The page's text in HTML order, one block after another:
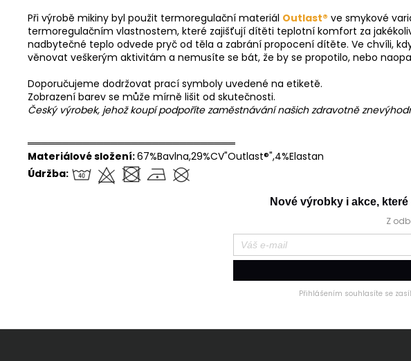
Při výrobě mikiny byl použit termoregulační materiál Outlast® ve smykové
termoregulačním vlastnostem, které zajišťují dítěti teplotní komfort za
nadbytečné teplo odvede pryč od těla a zabrání propocení dítěte. Ve chvíli,
věnovat veškerým aktivitám a nemusíte se bát, že by se propotilo, nebo
Doporučujeme dodržovat prací symboly uvedené na etiketě.
Zobrazení barev se může mírně lišit od skutečnosti.
Český výrobek, jehož koupí podpoříte zaměstnávání našich zdravotně
══════════════════════════════
Materiálové složení:67%Bavlna,29%CV"Outlast®",4%Elastan
Údržba:
Nové výrobky i akce,
Z
Přihlášením souhlasíte se